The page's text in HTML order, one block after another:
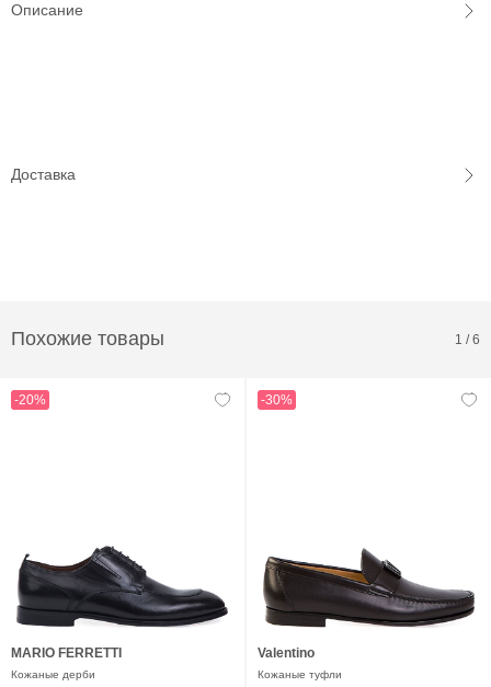
Описание
Доставка
Похожие товары 1 /6
-20%
MARIO FERRETTI
Кожаные дерби
-30%
Valentino
Кожаные туфли